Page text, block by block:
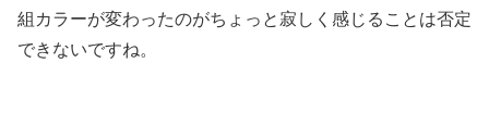
組カラーが変わったのがちょっと寂しく感じることは否定
できないですね。